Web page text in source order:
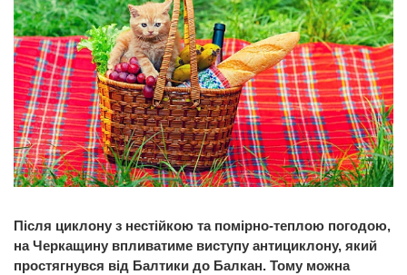
Після циклону з нестійкою та помірно-теплою погодою,
на Черкащину впливатиме виступу антициклону, який
простягнувся від Балтики до Балкан. Тому можна